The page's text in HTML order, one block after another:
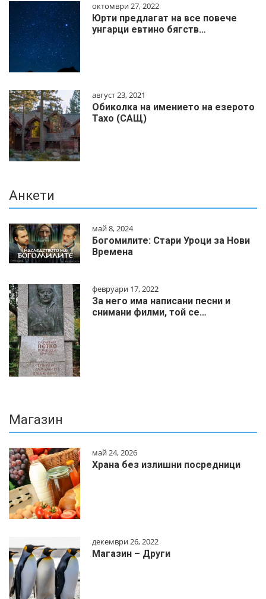
октомври 27, 2022
Юрти предлагат на все повече
унгарци евтино бягств…
август 23, 2021
Обиколка на имението на езерото
Тахо (САЩ)
Анкети
май 8, 2024
Богомилите: Стари Уроци за Нови
Времена
февруари 17, 2022
За него има написани песни и
снимани филми, той се…
Магазин
май 24, 2026
Храна без излишни посредници
декември 26, 2022
Магазин – Други